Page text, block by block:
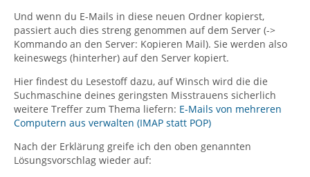
Und wenn du E-Mails in diese neuen Ordner kopierst,
passiert auch dies streng genommen auf dem Server (->
Kommando an den Server: Kopieren Mail). Sie werden also
keineswegs (hinterher) auf den Server kopiert.
Hier findest du Lesestoff dazu, auf Winsch wird die die
Suchmaschine deines geringsten Misstrauens sicherlich
weitere Treffer zum Thema liefern: E-Mails von mehreren
Computern aus verwalten (IMAP statt POP)
Nach der Erklärung greife ich den oben genannten
Lösungsvorschlag wieder auf: